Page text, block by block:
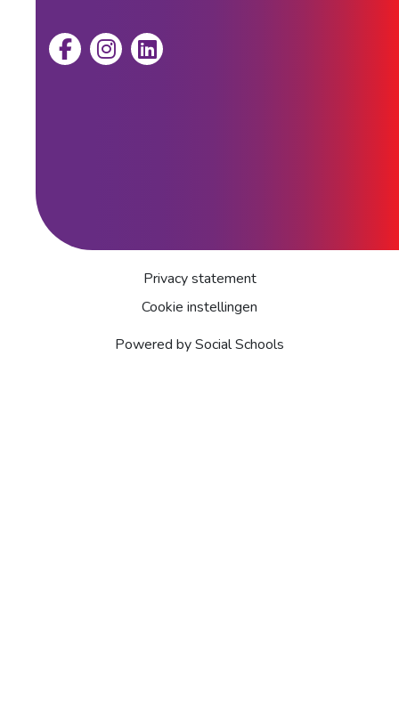
Privacy statement
Cookie instellingen
Powered bySocial Schools